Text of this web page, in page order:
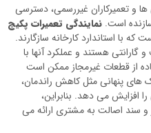
و تعمیرکاران غیررسمی، دسترسی
است. نمایندگی تعمیرات پکیج
که با استاندارد کارخانه سازگارند.
هستند و عملکرد آنها با
از قطعات غیرمجاز ممکن است
های پنهانی مثل کاهش راندمان،
افزایش می دهد. بنابراین،
سند اصالت به مشتری ارائه می